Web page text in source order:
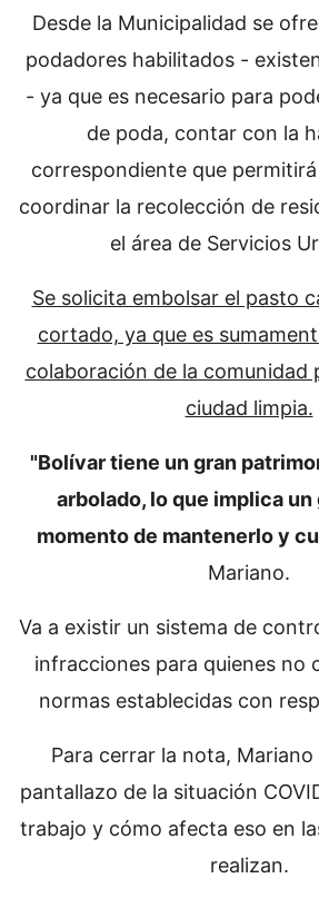
Desde la Municipalidad se
podadores habilitados -
- ya que es necesario para
de poda, contar con la
correspondiente que
coordinar la recolección de
el área de Servicios
Se solicita embolsar el pasto
cortado, ya que es
colaboración de la comunidad
ciudad limpia.
"Bolívar tiene un gran
arbolado, lo que implica un
momento de mantenerlo y
Mariano.
Va a existir un sistema de
infracciones para quienes no
normas establecidas con
Para cerrar la nota,
pantallazo de la situación
trabajo y cómo afecta eso en
realizan.